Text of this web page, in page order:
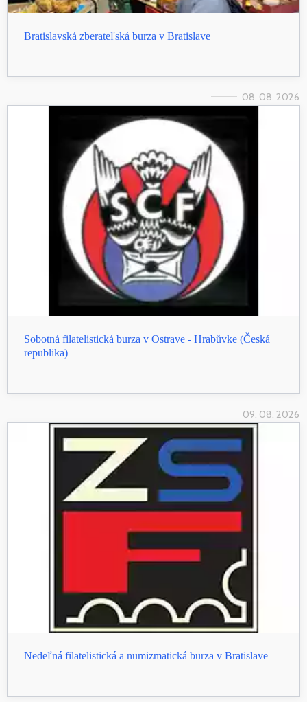
Bratislavská zberateľská burza v Bratislave
08. 08. 2026
Sobotná filatelistická burza v Ostrave - Hrabůvke (Česká
republika)
09. 08. 2026
Nedeľná filatelistická a numizmatická burza v Bratislave